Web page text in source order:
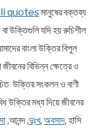
quotesমানুষের বক্তব্য
উক্তিগুলি যদি হয় রুচিশীল
বাংলা উক্তির বিপুল
বিভিন্ন ক্ষেত্রে ও
উক্তির সংকলন ও বাণী
উক্তির মধ্য দিয়ে জীবনের
,আনন্দ ,দুঃখ, অবসাদ, হাসি